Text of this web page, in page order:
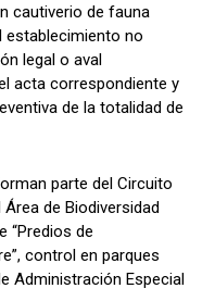
cautiverio de fauna
establecimiento no
legal o aval
acta correspondiente y
de la totalidad de
parte del Circuito
de Biodiversidad
“Predios de
control en parques
Administración Especial